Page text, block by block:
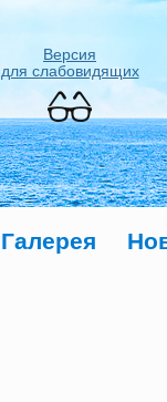
Версия
для слабовидящих
Галерея